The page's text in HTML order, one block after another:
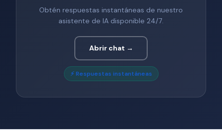
Obtén respuestas instantáneas de nuestro
asistente de IA disponible 24/7.
Abrir chat →
⚡ Respuestas instantáneas